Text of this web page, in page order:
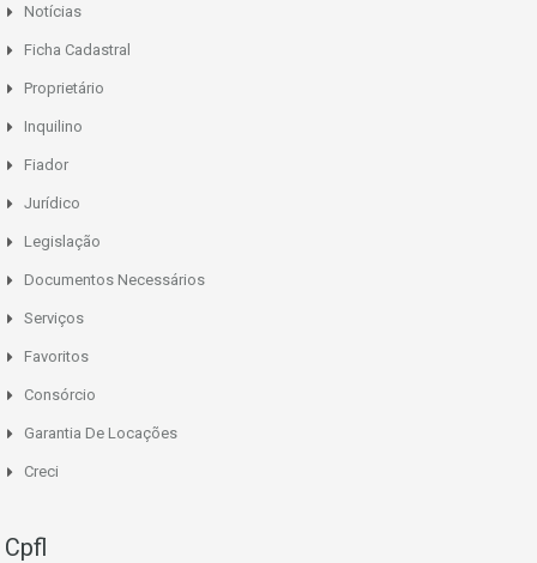
Notícias
Ficha Cadastral
Proprietário
Inquilino
Fiador
Jurídico
Legislação
Documentos Necessários
Serviços
Favoritos
Consórcio
Garantia De Locações
Creci
Cpfl